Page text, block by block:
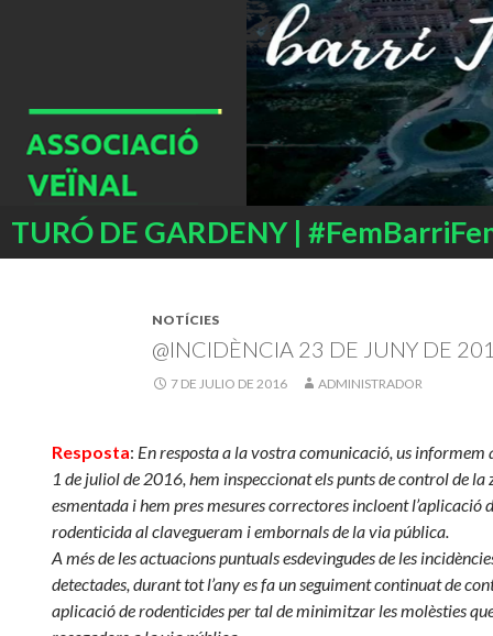
TURÓ DE GARDENY |
Buscar
NOTÍCIES
@INCIDÈNCIA 23 DE JUNY DE
7 DE JULIO DE 2016 ADMINISTRADOR
Resposta: En resposta a la vostra comunicació, us informem
1 de juliol de 2016, hem inspeccionat els punts de control de la
esmentada i hem pres mesures correctores incloent l’aplicació
rodenticida al clavegueram i embornals de la via pública.
A més de les actuacions puntuals esdevingudes de les
detectades, durant tot l’any es fa un seguiment continuat de
aplicació de rodenticides per tal de minimitzar les molèsties